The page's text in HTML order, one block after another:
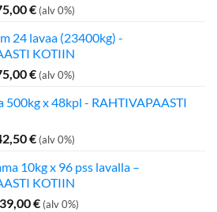
€.
€Nykyinen
on:
275,00 €.
(alv 0%)
24 lavaa (23400kg) -
KOTIIN
€Nykyinen
on:
(alv 0%)
500kg x 48kpl - RAHTIVAPAASTI
€.
€Nykyinen
on:
142,50 €.
(alv 0%)
10kg x 96 pss lavalla –
KOTIIN
€ (alv 0%)